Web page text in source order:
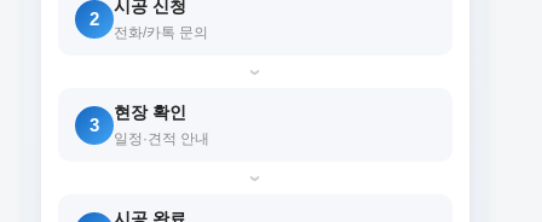
2
시공 신청
전화/카톡 문의
›
3
현장 확인
일정·견적 안내
›